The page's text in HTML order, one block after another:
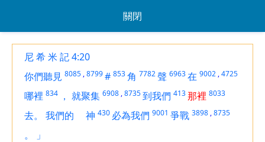
關閉
尼 希 米 記 4:20
你們聽見 8085 ,8799# 853角 7782聲 6963在 9002 ,4725
哪裡 834 ， 就聚集 6908 ,8735到我們 413那裡 8033
去。 我們的 神 430 必為我們 9001 爭戰 3898 ,8735
。
」